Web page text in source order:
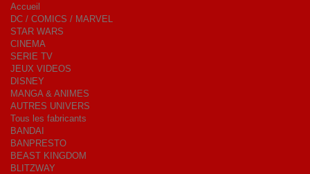
Accueil
DC / COMICS / MARVEL
STAR WARS
CINEMA
SERIE TV
JEUX VIDEOS
DISNEY
MANGA & ANIMES
AUTRES UNIVERS
Tous les fabricants
BANDAI
BANPRESTO
BEAST KINGDOM
BLITZWAY